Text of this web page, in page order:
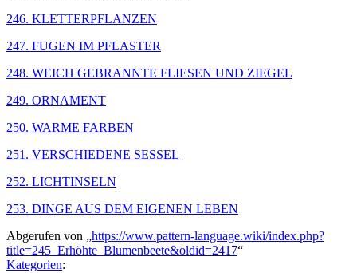
246. KLETTERPFLANZEN
247. FUGEN IM PFLASTER
248. WEICH GEBRANNTE FLIESEN UND ZIEGEL
249. ORNAMENT
250. WARME FARBEN
251. VERSCHIEDENE SESSEL
252. LICHTINSELN
253. DINGE AUS DEM EIGENEN LEBEN
Abgerufen von „https://www.pattern-language.wiki/index.php?
title=245_Erhöhte_Blumenbeete&oldid=2417“
Kategorien: